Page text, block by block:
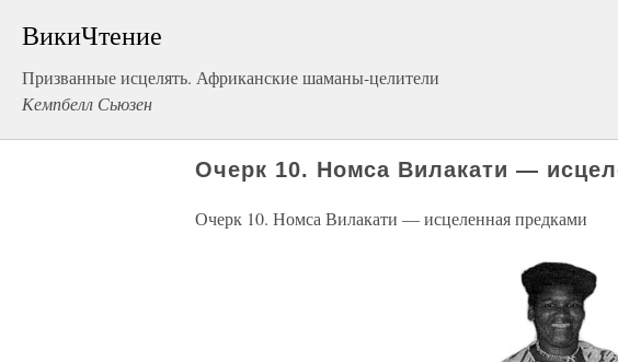
ВикиЧтение
Призванные исцелять. Африканские шаманы-целители
Кемпбелл Сьюзен
Очерк 10. Номса Вилакати —
Очерк 10. Номса Вилакати — исцеленная предками